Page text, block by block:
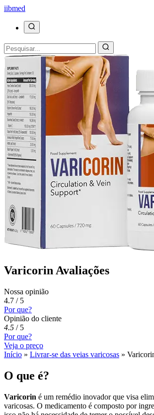
iibmed
Varicorin Avaliações
Nossa opinião
4.7 / 5
Por que?
Opinião do cliente
4.5 / 5
Por que?
Veja o preço
Início » Livrar-se das veias varicosas »
O que é?
Varicorin é um remédio inovador que visa
varicosas. O medicamento é composto por